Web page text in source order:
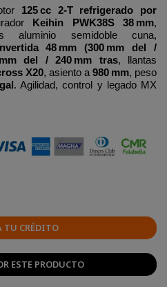
125 cc 2‑T refrigerado por
Keihin PWK38S 38 mm,
aluminio semidoble cuna,
48 mm (300 mm del /
mm del / 240 mm tras, llantas
X20, asiento a 980 mm, peso
. Agilidad, control y legado MX
TU CRÉDITO
ESTE PRODUCTO